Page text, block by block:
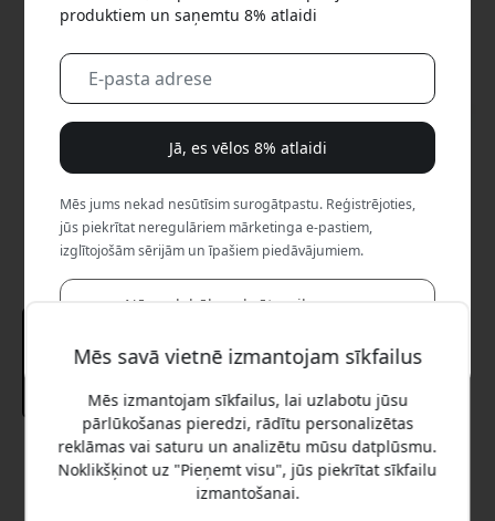
Ieteicamā cena
17.99 EUR
Mēs savā vietnē izmantojam sīkfailus
Mēs izmantojam sīkfailus, lai uzlabotu jūsu
pārlūkošanas pieredzi, rādītu personalizētas
reklāmas vai saturu un analizētu mūsu datplūsmu.
Noklikšķinot uz "Pieņemt visu", jūs piekrītat sīkfailu
izmantošanai.
produktiem un saņemtu 8% atlaidi
Jā, es vēlos 8% atlaidi
Mēs jums nekad nesūtīsim surogātpastu. Reģistrējoties,
jūs piekrītat neregulāriem mārketinga e-pastiem,
izglītojošām sērijām un īpašiem piedāvājumiem.
Nē, es labāk maksātu pilnu cenu.